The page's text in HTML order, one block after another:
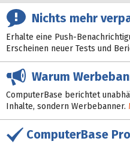
Nichts mehr
Erhalte eine Push-
Erscheinen neuer Tests und
Warum
ComputerBase berichtet
Inhalte, sondern Werbebanner.
ComputerBase Pro